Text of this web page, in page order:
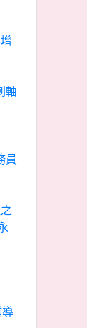
軸
員
導